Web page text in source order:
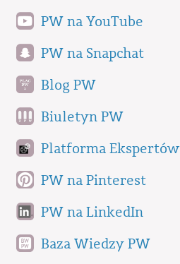
PW na YouTube
PW na Snapchat
Blog PW
Biuletyn PW
Platforma Ekspertów
PW na Pinterest
PW na LinkedIn
Baza Wiedzy PW